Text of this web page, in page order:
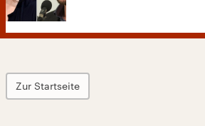
Zur Startseite